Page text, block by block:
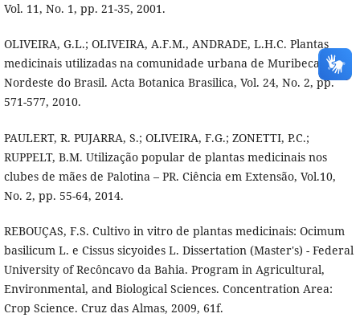
Vol. 11, No. 1, pp. 21-35, 2001.
OLIVEIRA, G.L.; OLIVEIRA, A.F.M., ANDRADE, L.H.C. Plantas
medicinais utilizadas na comunidade urbana de Muribeca,
Nordeste do Brasil. Acta Botanica Brasilica, Vol. 24, No. 2, pp.
571-577, 2010.
PAULERT, R. PUJARRA, S.; OLIVEIRA, F.G.; ZONETTI, P.C.;
RUPPELT, B.M. Utilização popular de plantas medicinais nos
clubes de mães de Palotina – PR. Ciência em Extensão, Vol.10,
No. 2, pp. 55-64, 2014.
REBOUÇAS, F.S. Cultivo in vitro de plantas medicinais: Ocimum
basilicum L. e Cissus sicyoides L. Dissertation (Master's) - Federal
University of Recôncavo da Bahia. Program in Agricultural,
Environmental, and Biological Sciences. Concentration Area:
Crop Science. Cruz das Almas, 2009, 61f.